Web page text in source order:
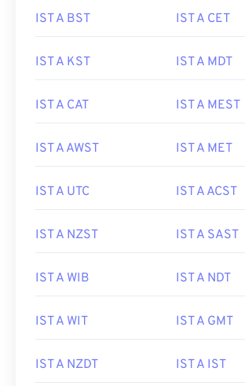
IST A BST IST A CET
IST A KST IST A MDT
IST A CAT IST A MEST
IST A AWST IST A MET
IST A UTC IST A ACST
IST A NZST IST A SAST
IST A WIB IST A NDT
IST A WIT IST A GMT
IST A NZDT IST A IST